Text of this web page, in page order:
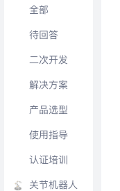
全部
待回答
二次开发
解决方案
产品选型
使用指导
认证培训
关节机器人